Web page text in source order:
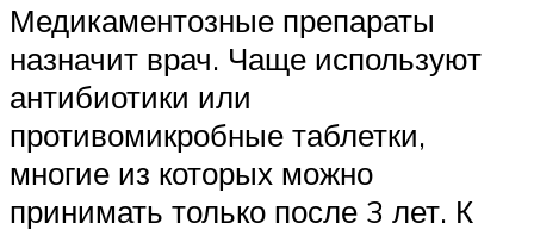
Медикаментозные препараты
назначит врач. Чаще используют
антибиотики или
противомикробные таблетки,
многие из которых можно
принимать только после 3 лет. К